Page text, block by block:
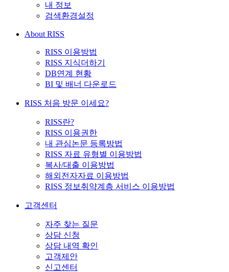
내 정보
검색환경설정
About RISS
RISS 이용방법
RISS 지식더하기
DB연계 현황
BI 및 배너 다운로드
RISS 처음 방문 이세요?
RISS란?
RISS 이용권한
내 관심논문 등록방법
RISS 자료 유형별 이용방법
복사/대출 이용방법
해외전자자료 이용방법
RISS 정보취약계층 서비스 이용방법
고객센터
자주 찾는 질문
상담 신청
상담 내역 확인
고객제안
신고센터